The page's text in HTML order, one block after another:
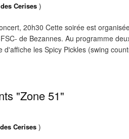
Cerises )
20h30 Cette soirée est
de Bezannes. Au programme
d'affiche les Spicy Pickles (swing
"Zone 51"
Cerises )